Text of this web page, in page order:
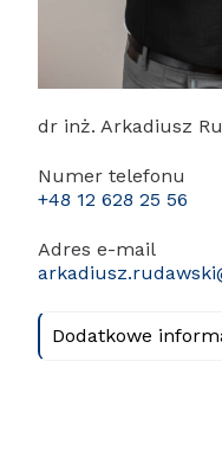
dr inż. Arkadiusz
Numer telefonu
+48 12 628 25 56
Adres e-mail
Dodatkowe